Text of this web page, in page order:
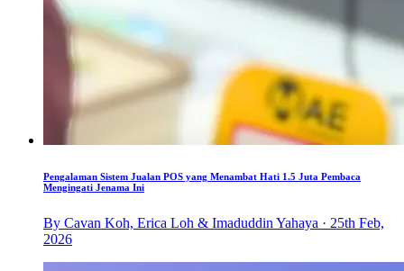
Pengalaman Sistem Jualan POS yang Menambat Hati 1.5 Juta Pembaca
Mengingati Jenama Ini
By Cavan Koh, Erica Loh & Imaduddin Yahaya · 25th Feb,
2026